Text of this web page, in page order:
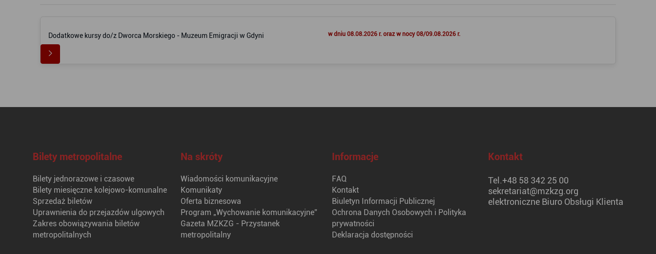
Dodatkowe kursy do/z Dworca Morskiego - Muzeum Emigracji w Gdyni w dniu 08.08.2026 r. oraz w nocy 08/09.08.2026 r.
Bilety metropolitalne
Bilety jednorazowe i czasowe
Bilety miesięczne kolejowo-komunalne
Sprzedaż biletów
Uprawnienia do przejazdów ulgowych
Zakres obowiązywania biletów
metropolitalnych
Na skróty
Wiadomości komunikacyjne
Komunikaty
Oferta biznesowa
Program „Wychowanie komunikacyjne”
Gazeta MZKZG - Przystanek
metropolitalny
Informacje
FAQ
Kontakt
Biuletyn Informacji Publicznej
Ochrona Danych Osobowych i Polityka
prywatności
Deklaracja dostępności
Kontakt
Tel.+48 58 342 25 00
sekretariat@mzkzg.org
elektroniczne Biuro Obsługi Klienta